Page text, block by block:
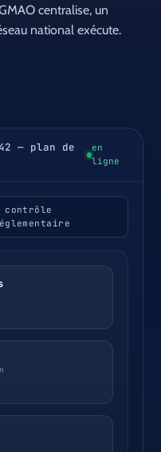
centralise, un
national exécute.
— plan de
en
ligne
contrôle